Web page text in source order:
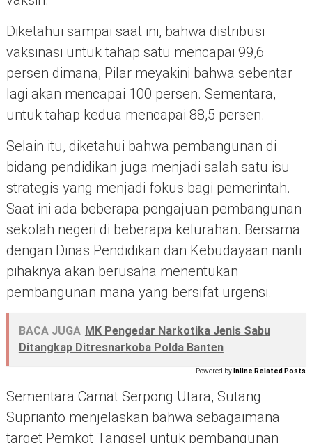
Diketahui sampai saat ini, bahwa distribusi
vaksinasi untuk tahap satu mencapai 99,6
persen dimana, Pilar meyakini bahwa sebentar
lagi akan mencapai 100 persen. Sementara,
untuk tahap kedua mencapai 88,5 persen.
Selain itu, diketahui bahwa pembangunan di
bidang pendidikan juga menjadi salah satu isu
strategis yang menjadi fokus bagi pemerintah.
Saat ini ada beberapa pengajuan pembangunan
sekolah negeri di beberapa kelurahan. Bersama
dengan Dinas Pendidikan dan Kebudayaan nanti
pihaknya akan berusaha menentukan
pembangunan mana yang bersifat urgensi.
BACA JUGA MK Pengedar Narkotika Jenis Sabu
Ditangkap Ditresnarkoba Polda Banten
Powered by Inline Related Posts
Sementara Camat Serpong Utara, Sutang
Suprianto menjelaskan bahwa sebagaimana
target Pemkot Tangsel untuk pembangunan